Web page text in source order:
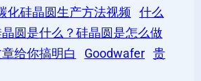
化硅晶圆生产方法视频
什么
圆是什么？硅晶圆是怎么做
给你搞明白
Goodwafer 贵